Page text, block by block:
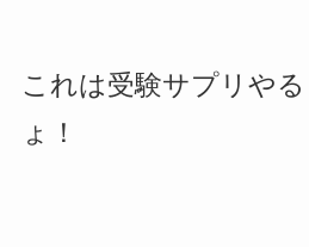
これは受験サプリや
ょ！